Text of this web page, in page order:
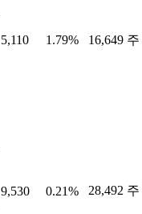
5,110 1.79% 16,649 주
9,530 0.21% 28,492 주